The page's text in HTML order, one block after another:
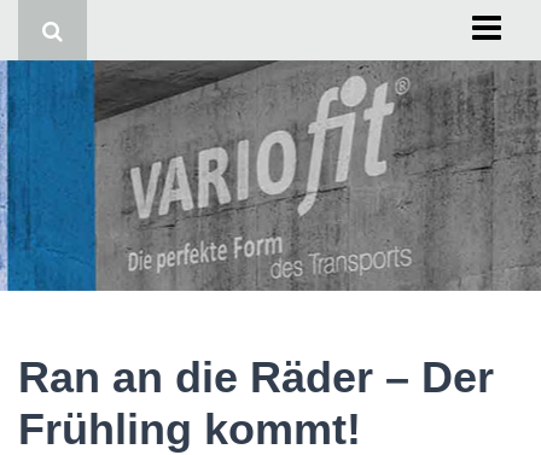
Impressum
Ran an die Räder – Der
Frühling kommt!